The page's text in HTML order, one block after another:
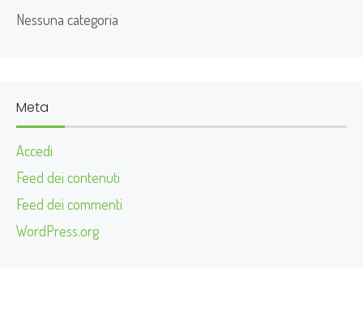
Nessuna categoria
Meta
Accedi
Feed dei contenuti
Feed dei commenti
WordPress.org